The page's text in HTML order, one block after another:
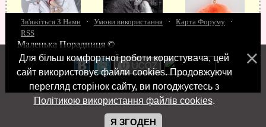
15 запитань про секс Як досягти оргазм
поцілунки Позбуваємось синців завагітніти після першого разу Хлопець хоче сексу
робити мінєт"Люблю" і "кохаю" різниця Про перший секс Займатися сексом
Зв'яжіться З Нами · Умови використання · Карта Форуму
·
RSS
Маленька Порадниця ©
Для більш комфортної роботи користувача, цей
сайт використовує файли cookies. Продовжуючи
перегляд сторінок сайту, ви погоджуєтесь з
Політикою використання файлів cookies.
Я ЗГОДЕН